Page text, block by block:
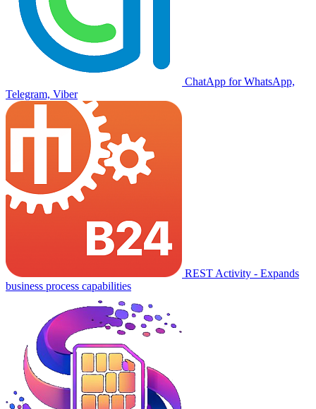
ChatApp for WhatsApp,
Telegram, Viber
REST Activity - Expands
business process capabilities